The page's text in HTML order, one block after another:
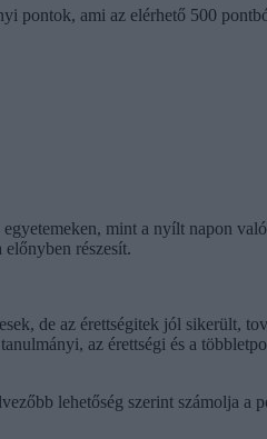
pontok, ami az elérhető 500
mint a nyílt napon
részesít.
de az érettségitek jól sikerült,
az érettségi és a
lehetőség szerint számolja